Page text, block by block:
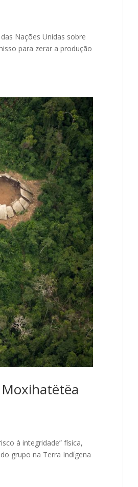
Nações Unidas sobre
para zerar a produção
à integridade” física,
grupo na Terra Indígena